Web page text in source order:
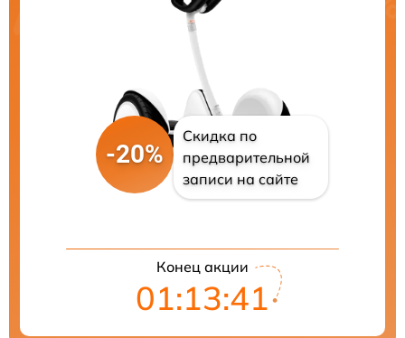
-20%
Скидка по
предварительной
записи на сайте
Конец акции
01:13:41